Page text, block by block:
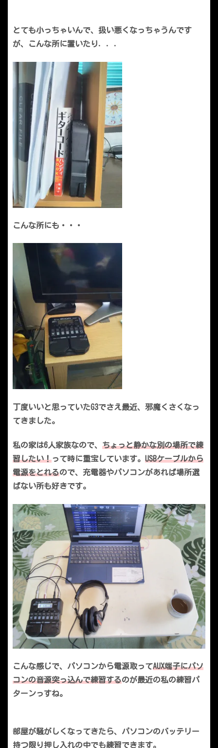
とても小っちゃいんで、扱い悪くなっちゃうんです
が、こんな所に置いたり．．．
こんな所にも・・・
丁度いいと思っていたG3でさえ最近、邪魔くさくなっ
てきました。
私の家は6人家族なので、 ちょっと静かな別の場所で練
習したい！って時に重宝しています。 USBケーブルから
電源をとれるので、充電器やパソコンがあれば場所選
ばない所も好きです。
こんな感じで、パソコンから電源取ってAUX端子にパソ
コンの音源突っ込んで練習するのが最近の私の練習パ
ターンっすね。
部屋が騒がしくなってきたら、パソコンのバッテリー
持つ限り押し入れの中でも練習できます。